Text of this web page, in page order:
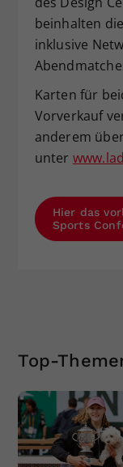
beinhalten
inklusive
Karten für
Vorverkauf
anderem
unter
Hier das
Sports
Top-